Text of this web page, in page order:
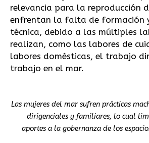
relevancia para la reproducción
enfrentan la falta de formación
técnica, debido a las múltiples
realizan, como las labores de
labores domésticas, el trabajo
trabajo en el mar.
Las mujeres del mar sufren prácticas
dirigenciales y familiares, lo cual
aportes a la gobernanza de los